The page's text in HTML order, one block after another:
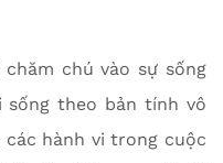
chú vào sự sống
sống theo bản tính vô
hành vi trong cuộc